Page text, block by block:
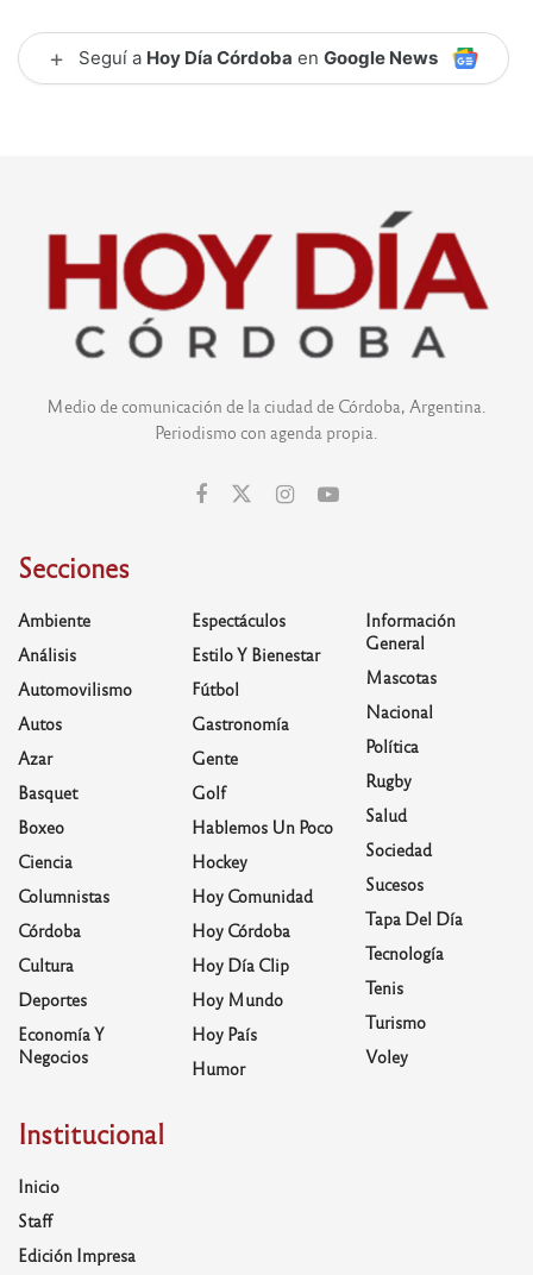
+ Seguí a Hoy Día Córdoba en Google News
Medio de comunicación de la ciudad de Córdoba, Argentina.
Periodismo con agenda propia.
Secciones
Ambiente
Análisis
Automovilismo
Autos
Azar
Basquet
Boxeo
Ciencia
Columnistas
Córdoba
Cultura
Deportes
Economía Y
Negocios
Espectáculos
Estilo Y Bienestar
Fútbol
Gastronomía
Gente
Golf
Hablemos Un Poco
Hockey
Hoy Comunidad
Hoy Córdoba
Hoy Día Clip
Hoy Mundo
Hoy País
Humor
Información
General
Mascotas
Nacional
Política
Rugby
Salud
Sociedad
Sucesos
Tapa Del Día
Tecnología
Tenis
Turismo
Voley
Institucional
Inicio
Staff
Edición Impresa